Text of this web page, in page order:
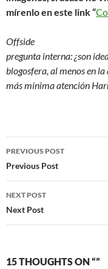
mírenlo en este link “
Offside
pregunta interna: ¿son
blogosfera, al menos en
más mínima atención
Post
navigation
PREVIOUS POST
Previous Post
NEXT POST
Next Post
15 THOUGHTS ON “”